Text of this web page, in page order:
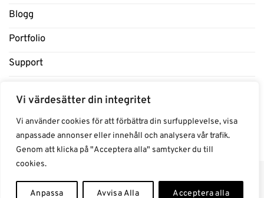
Vi värdesätter din integritet
Vi använder cookies för att förbättra din surfupplevelse, visa
anpassade annonser eller innehåll och analysera vår trafik.
Genom att klicka på "Acceptera alla" samtycker du till
cookies.
Anpassa Avvisa Alla Acceptera alla
Blogg
Portfolio
Support